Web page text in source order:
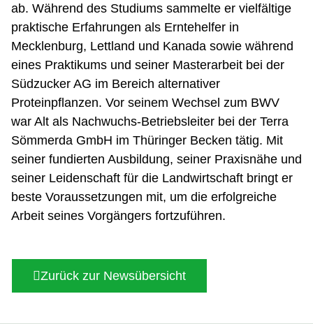
ab. Während des Studiums sammelte er vielfältige
praktische Erfahrungen als Erntehelfer in
Mecklenburg, Lettland und Kanada sowie während
eines Praktikums und seiner Masterarbeit bei der
Südzucker AG im Bereich alternativer
Proteinpflanzen. Vor seinem Wechsel zum BWV
war Alt als Nachwuchs-Betriebsleiter bei der Terra
Sömmerda GmbH im Thüringer Becken tätig. Mit
seiner fundierten Ausbildung, seiner Praxisnähe und
seiner Leidenschaft für die Landwirtschaft bringt er
beste Voraussetzungen mit, um die erfolgreiche
Arbeit seines Vorgängers fortzuführen.
Zurück zur Newsübersicht